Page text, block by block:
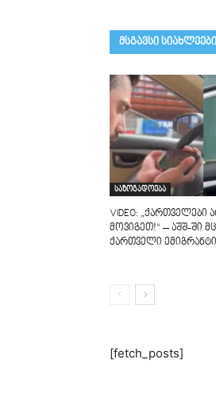
მსგავსი სიახლეები
საზოგადოება
VIDEO: „ქართველები
მოვიგეთ!“ – აშშ-ში
ქართველი ემიგრანტი
[fetch_posts]